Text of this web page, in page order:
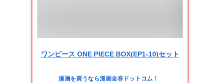
ワンピース ONE PIECE BOX(EP1-10)セット
漫画を買うなら漫画全巻ドットコム！